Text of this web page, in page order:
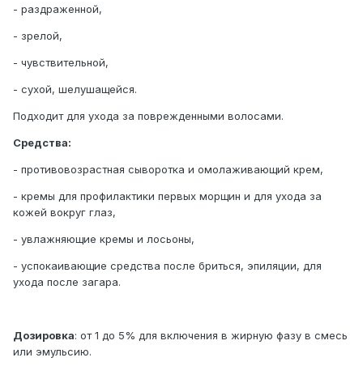
- раздраженной,
- зрелой,
- чувствительной,
- сухой, шелушащейся.
Подходит для ухода за поврежденными волосами.
Средства:
- противовозрастная сыворотка и омолаживающий крем,
- кремы для профилактики первых морщин и для ухода за
кожей вокруг глаз,
- увлажняющие кремы и лосьоны,
- успокаивающие средства после бриться, эпиляции, для
ухода после загара.
Дозировка: от 1 до 5% для включения в жирную фазу в смесь
или эмульсию.